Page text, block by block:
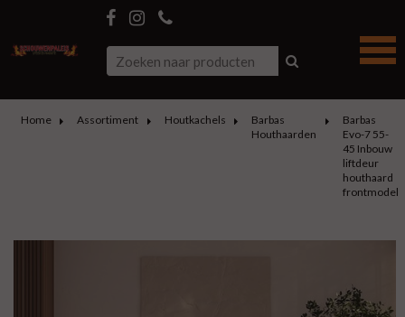
Home Assortiment Houtkachels
Barbas
Houthaarden
Barbas
Evo-7 55-
45 Inbouw
liftdeur
houthaard
frontmodel